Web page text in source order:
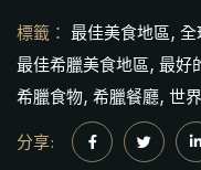
標籤： 最佳美食地區 全
最佳希臘美食地區 最好
希臘食物 希臘餐廳 世
分享: